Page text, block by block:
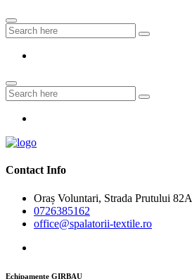
Contact Info
Oraș Voluntari, Strada Prutului 82A
0726385162
office@spalatorii-textile.ro
Echipamente GIRBAU